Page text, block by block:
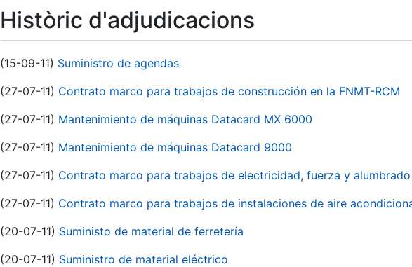
Històric d'adjudicacions
(15-09-11) Suministro de agendas
(27-07-11) Contrato marco para trabajos de construcción en la FNMT-RCM
(27-07-11) Mantenimiento de máquinas Datacard MX 6000
(27-07-11) Mantenimiento de máquinas Datacard 9000
(27-07-11) Contrato marco para trabajos de electricidad, fuerza y alumbrado
(27-07-11) Contrato marco para trabajos de instalaciones de aire
(20-07-11) Suministo de material de ferretería
(20-07-11) Suministro de material eléctrico